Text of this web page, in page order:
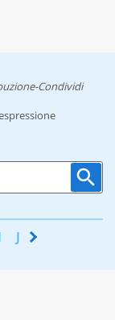
Condividi
J K